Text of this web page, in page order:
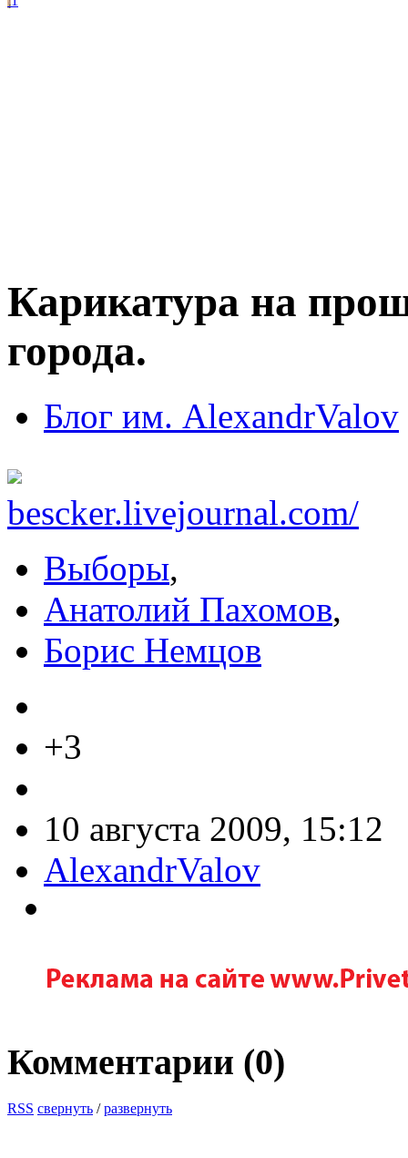
Карикатура на
города.
Блог им. AlexandrValov
bescker.livejournal.com/
Выборы,
Анатолий Пахомов,
Борис Немцов
+3
10 августа 2009, 15:12
AlexandrValov
Комментарии (0)
RSS свернуть /развернуть